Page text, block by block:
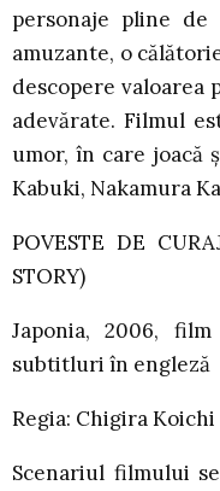
personaje pline
amuzante, o
descopere valoarea
adevărate. Filmul
umor, în care joacă
Kabuki, Nakamura
POVESTE DE
STORY)
Japonia, 2006,
subtitluri în engleză
Regia: Chigira Koichi
Scenariul filmului